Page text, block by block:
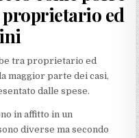
ed
tra proprietario ed
maggior parte dei casi,
dalle spese.
in affitto in un
diverse ma secondo